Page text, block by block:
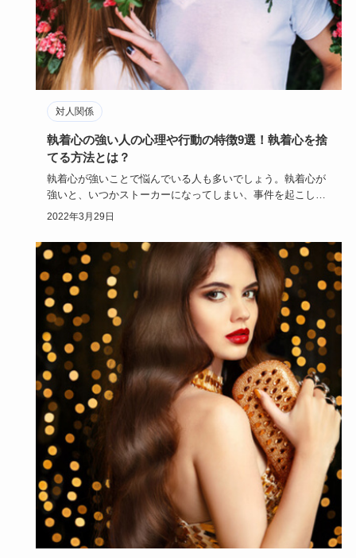
対人関係
執着心の強い人の心理や行動の特徴9選！執着心を捨
てる方法とは？
執着心が強いことで悩んでいる人も多いでしょう。執着心が
強いと、いつかストーカーになってしまい、事件を起こして
しまう可能性も…
2022年3月29日